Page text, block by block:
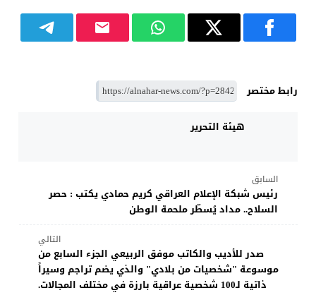
رابط مختصر
هيئة التحرير
السابق
رئيس شبكة الإعلام العراقي كريم حمادي يكتب : حصر
السلاح.. مداد يُسطّر ملحمة الوطن
التالي
صدر للأديب والكاتب موفق الربيعي الجزء السابع من
موسوعة "شخصيات من بلادي" والذي يضم تراجم وسيراً
ذاتية لـ100 شخصية عراقية بارزة في مختلف المجالات.